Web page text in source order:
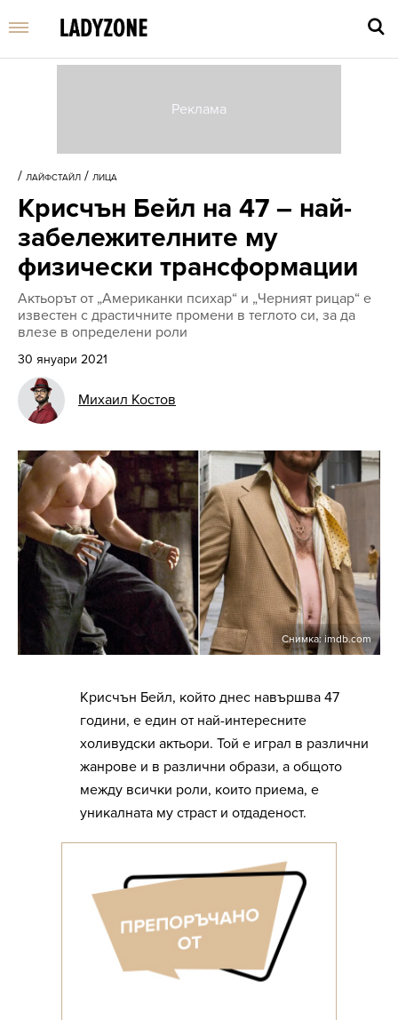
/ ЛАЙФСТАЙЛ / ЛИЦА
Крисчън Бейл на 47 – най-
забележителните му
физически трансформации
Актьорът от „Американки психар“ и „Черният рицар“ е
известен с драстичните промени в теглото си, за да
влезе в определени роли
30 януари 2021
Михаил Костов
Снимка: imdb.com
Крисчън Бейл, който днес навършва 47
години, е един от най-интересните
холивудски актьори. Той е играл в различни
жанрове и в различни образи, а общото
между всички роли, които приема, е
уникалната му страст и отдаденост.